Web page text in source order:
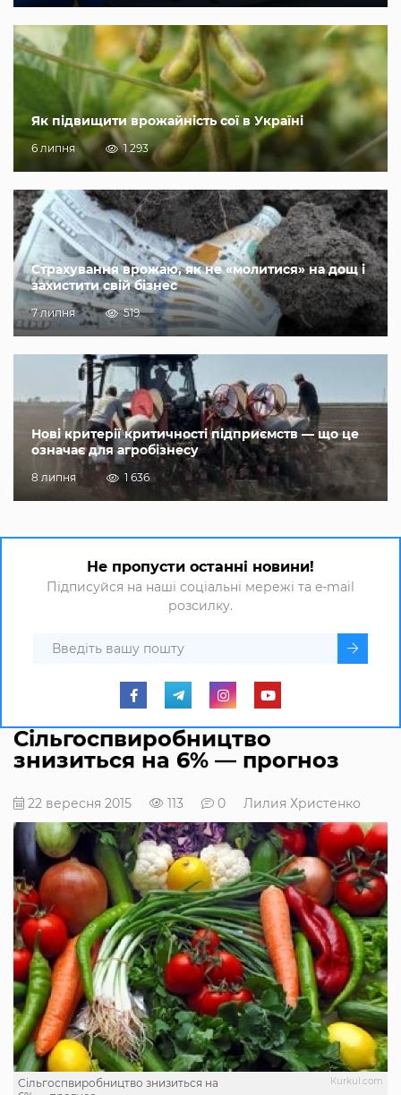
Як підвищити врожайність сої в Україні
6 липня 1 293
Страхування врожаю, як не «молитися» на дощ і
захистити свій бізнес
7 липня 519
Нові критерії критичності підприємств — що це
означає для агробізнесу
8 липня 1 636
Не пропусти останні новини!
Підписуйся на наші соціальні мережі та e-mail
розсилку.
Сільгоспвиробництво
знизиться на 6% — прогноз
22 вересня 2015 113 0 Лилия Христенко
Кurkul.com
Сільгоспвиробництво знизиться на